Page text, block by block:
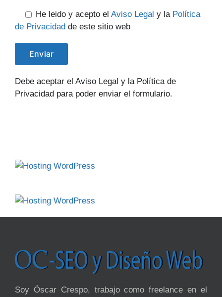
He leido y acepto el Aviso Legal y la Política
de Privacidad de este sitio web
Debe aceptar el Aviso Legal y la Política de
Privacidad para poder enviar el formulario.
Soy Óscar Crespo, trabajo como freelance en el